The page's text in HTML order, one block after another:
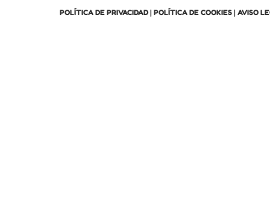
POLÍTICA DE PRIVACIDAD| POLÍTICA DE COOKIES| AVISO